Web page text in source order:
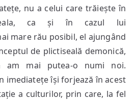
nu a celui care trăiește în
ca și în cazul lui
mare rău posibil, el ajungând
de plictiseală demonică,
am mai putea-o numi noi.
imediatețe își forjează în acest
a culturilor, prin care, la fel